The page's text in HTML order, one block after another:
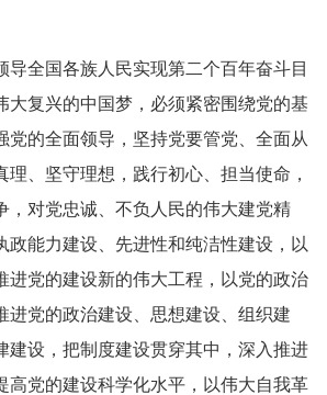
全国各族人民实现第二个百年奋斗目
大复兴的中国梦，必须紧密围绕党的基
党的全面领导，坚持党要管党、全面从
理、坚守理想，践行初心、担当使命，
，对党忠诚、不负人民的伟大建党精
政能力建设、先进性和纯洁性建设，以
进党的建设新的伟大工程，以党的政治
进党的政治建设、思想建设、组织建
建设，把制度建设贯穿其中，深入推进
高党的建设科学化水平，以伟大自我革